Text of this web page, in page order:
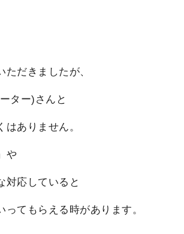
だきましたが、
ター)さんと
ありません。
や
対応していると
ってもらえる時があります。